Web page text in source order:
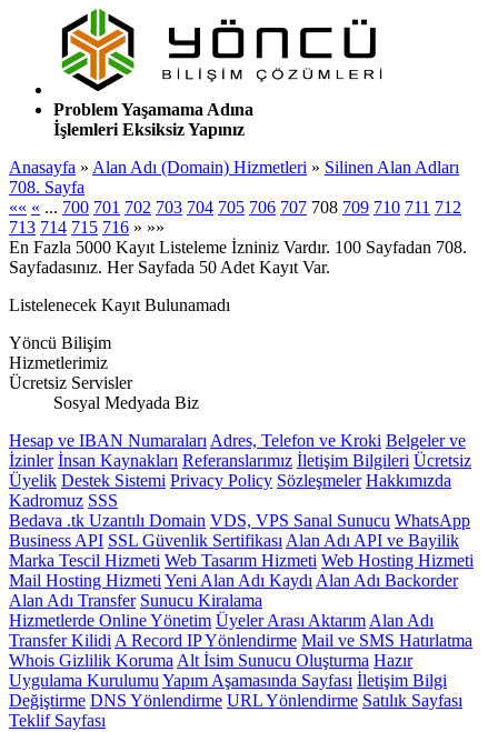
Problem Yaşamama Adına
İşlemleri Eksiksiz Yapınız
Anasayfa » Alan Adı (Domain) Hizmetleri » Silinen Alan Adları
708. Sayfa
«« « ... 700 701 702 703 704 705 706 707 708 709 710 711 712
713 714 715 716 » »»
En Fazla 5000 Kayıt Listeleme İzniniz Vardır. 100 Sayfadan 708.
Sayfadasınız. Her Sayfada 50 Adet Kayıt Var.
Listelenecek Kayıt Bulunamadı
Yöncü Bilişim
Hizmetlerimiz
Ücretsiz Servisler
Sosyal Medyada Biz
Hesap ve IBAN Numaraları Adres, Telefon ve Kroki Belgeler ve
İzinler İnsan Kaynakları Referanslarımız İletişim Bilgileri Ücretsiz
Üyelik Destek Sistemi Privacy Policy Sözleşmeler Hakkımızda
Kadromuz SSS
Bedava .tk Uzantılı Domain VDS, VPS Sanal Sunucu WhatsApp
Business API SSL Güvenlik Sertifikası Alan Adı API ve Bayilik
Marka Tescil Hizmeti Web Tasarım Hizmeti Web Hosting Hizmeti
Mail Hosting Hizmeti Yeni Alan Adı Kaydı Alan Adı Backorder
Alan Adı Transfer Sunucu Kiralama
Hizmetlerde Online Yönetim Üyeler Arası Aktarım Alan Adı
Transfer Kilidi A Record IP Yönlendirme Mail ve SMS Hatırlatma
Whois Gizlilik Koruma Alt İsim Sunucu Oluşturma Hazır
Uygulama Kurulumu Yapım Aşamasında Sayfası İletişim Bilgi
Değiştirme DNS Yönlendirme URL Yönlendirme Satılık Sayfası
Teklif Sayfası